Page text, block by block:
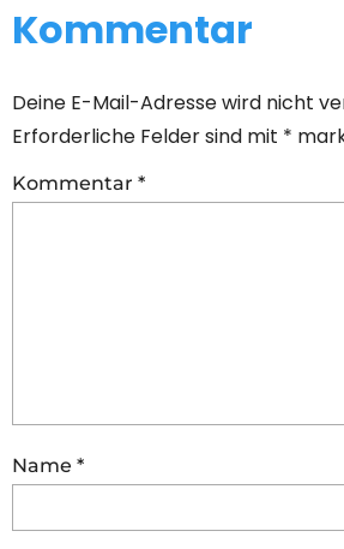
Kommentar
Deine E-Mail-Adresse wird nicht
Erforderliche Felder sind mit *
Kommentar *
Name *